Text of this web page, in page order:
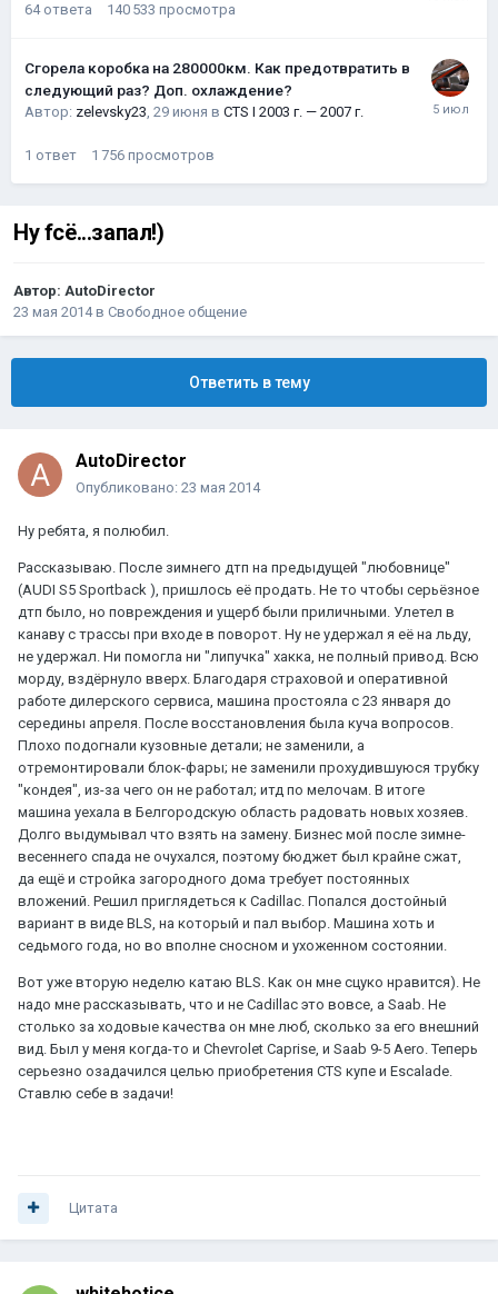
64 ответа 140 533 просмотра
Сгорела коробка на 280000км. Как предотвратить в
следующий раз? Доп. охлаждение?
Автор: zelevsky23, 29 июня в CTS I 2003 г. — 2007 г.
1 ответ 1 756 просмотров
Ну fсё...запал!)
Автор: AutoDirector
23 мая 2014в Свободное общение
Ответить в тему
AutoDirector
Опубликовано: 23 мая 2014
Ну ребята, я полюбил.
Рассказываю. После зимнего дтп на предыдущей "любовнице"
(AUDI S5 Sportback ), пришлось её продать. Не то чтобы серьёзное
дтп было, но повреждения и ущерб были приличными. Улетел в
канаву с трассы при входе в поворот. Ну не удержал я её на льду,
не удержал. Ни помогла ни "липучка" хакка, не полный привод. Всю
морду, вздёрнуло вверх. Благодаря страховой и оперативной
работе дилерского сервиса, машина простояла с 23 января до
середины апреля. После восстановления была куча вопросов.
Плохо подогнали кузовные детали; не заменили, а
отремонтировали блок-фары; не заменили прохудившуюся трубку
"кондея", из-за чего он не работал; итд по мелочам. В итоге
машина уехала в Белгородскую область радовать новых хозяев.
Долго выдумывал что взять на замену. Бизнес мой после зимне-
весеннего спада не очухался, поэтому бюджет был крайне сжат,
да ещё и стройка загородного дома требует постоянных
вложений. Решил приглядеться к Cadillac. Попался достойный
вариант в виде BLS, на который и пал выбор. Машина хоть и
седьмого года, но во вполне сносном и ухоженном состоянии.
Вот уже вторую неделю катаю BLS. Как он мне сцуко нравится). Не
надо мне рассказывать, что и не Cadillac это вовсе, а Saab. Не
столько за ходовые качества он мне люб, сколько за его внешний
вид. Был у меня когда-то и Chevrolet Caprise, и Saab 9-5 Aero. Теперь
серьезно озадачился целью приобретения CTS купе и Escalade.
Ставлю себе в задачи!
Цитата